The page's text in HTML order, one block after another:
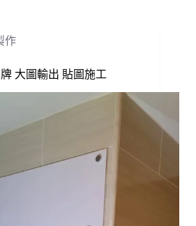
作
大圖輸出 貼圖施工